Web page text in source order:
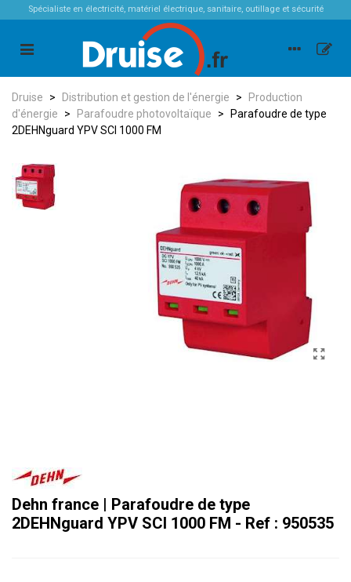
Spécialiste en électricité, matériel électrique, sanitaire, outillage et sécurité
Druise > Distribution et gestion de l'énergie >
Production
d'énergie
> Parafoudre photovoltaïque >
Parafoudre de type
2DEHNguard YPV SCI 1000 FM
Dehn france | Parafoudre de type
2DEHNguard YPV SCI 1000 FM - Ref : 950535